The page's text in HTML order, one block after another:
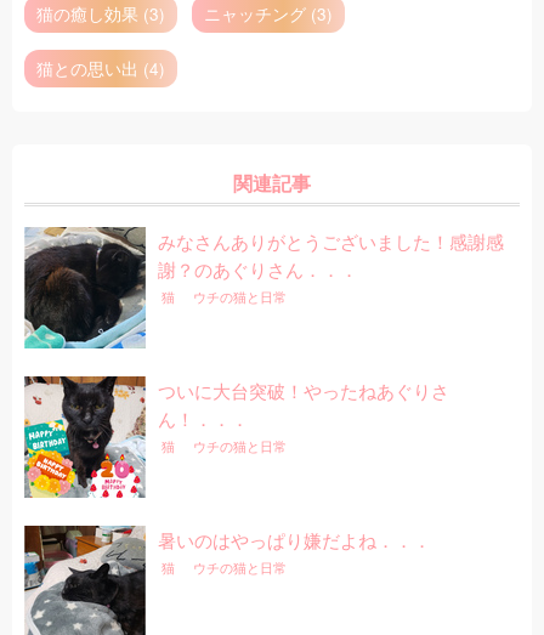
猫の癒し効果 (3) ニャッチング (3)
猫との思い出 (4)
関連記事
みなさんありがとうございました！感謝感
謝？のあぐりさん．．．
猫 ウチの猫と日常
ついに大台突破！やったねあぐりさ
ん！．．．
猫 ウチの猫と日常
暑いのはやっぱり嫌だよね．．．
猫 ウチの猫と日常